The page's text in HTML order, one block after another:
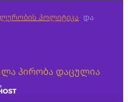
პოლიტიკა
და
პირობა დაცულია